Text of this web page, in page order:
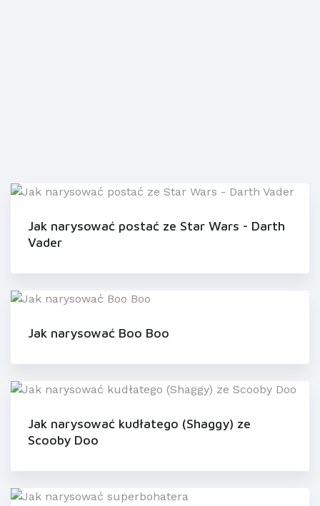
Jak narysować postać ze Star Wars - Darth
Vader
Jak narysować Boo Boo
Jak narysować kudłatego (Shaggy) ze
Scooby Doo